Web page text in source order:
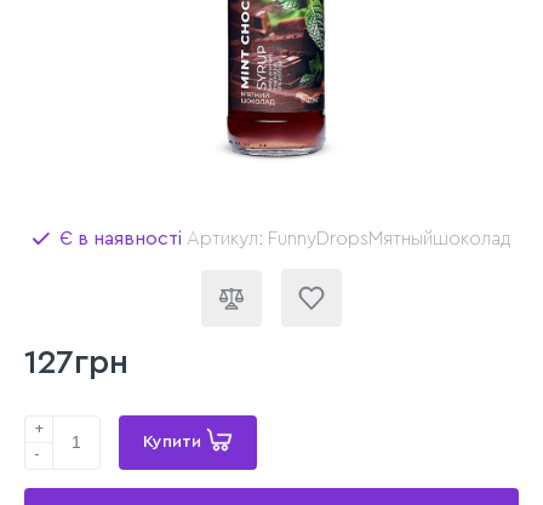
Є в наявності Артикул: FunnyDropsМятныйшоколад
127грн
+
-
Купити